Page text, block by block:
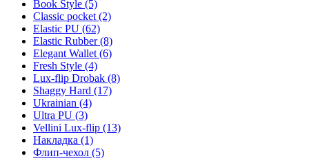
Book Style (5)
Classic pocket (2)
Elastic PU (62)
Elastic Rubber (8)
Elegant Wallet (6)
Fresh Style (4)
Lux-flip Drobak (8)
Shaggy Hard (17)
Ukrainian (4)
Ultra PU (3)
Vellini Lux-flip (13)
Накладка (1)
Флип-чехол (5)